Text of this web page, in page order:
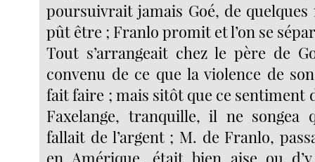
poursuivrait jamais Goé, de quelques
pût être ; Franlo promit et l’on se
Tout s’arrangeait chez le père de
convenu de ce que la violence de
fait faire ; mais sitôt que ce sentiment
Faxelange, tranquille, il ne songea
fallait de l’argent ; M. de Franlo,